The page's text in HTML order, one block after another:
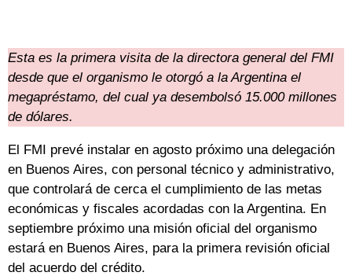
Esta es la primera visita de la directora general del FMI
desde que el organismo le otorgó a la Argentina el
megapréstamo, del cual ya desembolsó 15.000 millones
de dólares.
El FMI prevé instalar en agosto próximo una delegación
en Buenos Aires, con personal técnico y administrativo,
que controlará de cerca el cumplimiento de las metas
económicas y fiscales acordadas con la Argentina. En
septiembre próximo una misión oficial del organismo
estará en Buenos Aires, para la primera revisión oficial
del acuerdo del crédito.